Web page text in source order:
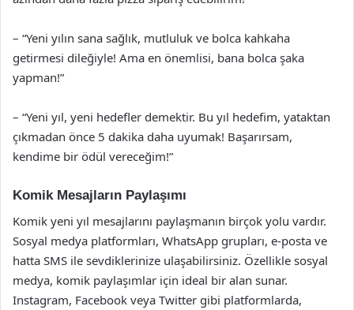
– “Yeni yılın sana sağlık, mutluluk ve bolca kahkaha
getirmesi dileğiyle! Ama en önemlisi, bana bolca şaka
yapman!”
– “Yeni yıl, yeni hedefler demektir. Bu yıl hedefim, yataktan
çıkmadan önce 5 dakika daha uyumak! Başarırsam,
kendime bir ödül vereceğim!”
Komik Mesajların Paylaşımı
Komik yeni yıl mesajlarını paylaşmanın birçok yolu vardır.
Sosyal medya platformları, WhatsApp grupları, e-posta ve
hatta SMS ile sevdiklerinize ulaşabilirsiniz. Özellikle sosyal
medya, komik paylaşımlar için ideal bir alan sunar.
Instagram, Facebook veya Twitter gibi platformlarda,